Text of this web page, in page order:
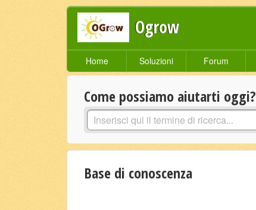
Ogrow
Home Soluzioni Forum
Come possiamo aiutarti oggi?
Base di conoscenza